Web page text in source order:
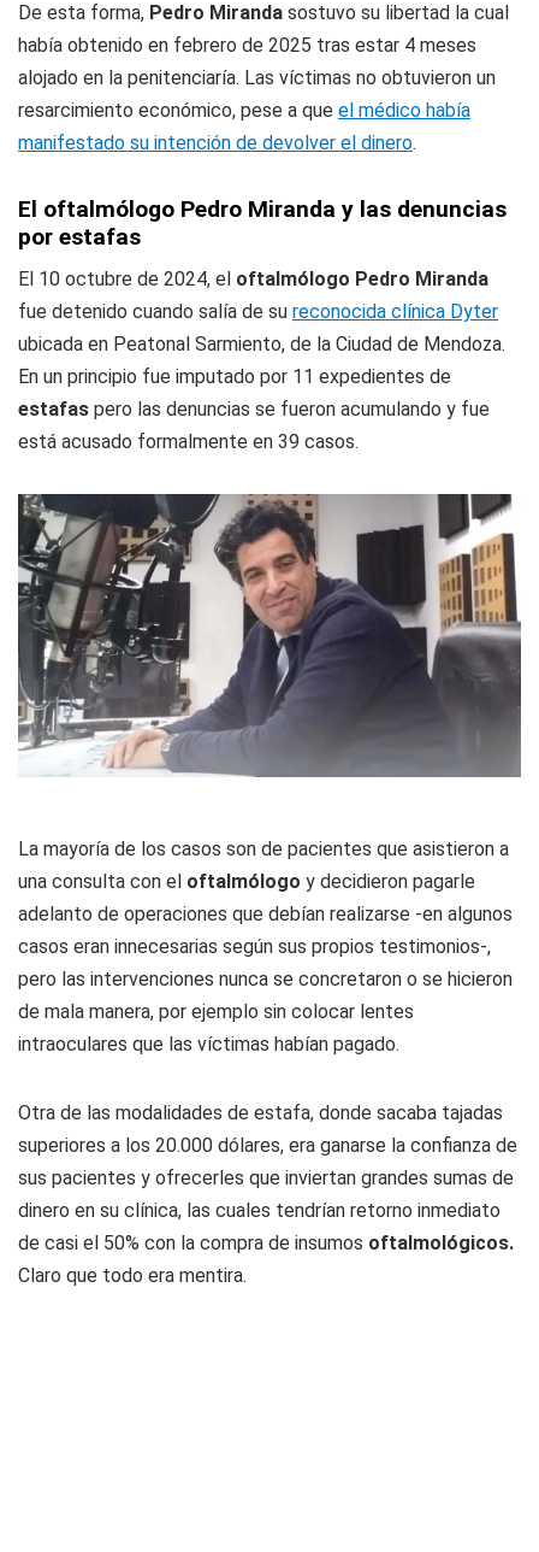
De esta forma, Pedro Miranda sostuvo su libertad la cual
había obtenido en febrero de 2025 tras estar 4 meses
alojado en la penitenciaría. Las víctimas no obtuvieron un
resarcimiento económico, pese a que el médico había
manifestado su intención de devolver el dinero.
El oftalmólogo Pedro Miranda y las denuncias
por estafas
El 10 octubre de 2024, el oftalmólogo Pedro Miranda
fue detenido cuando salía de su reconocida clínica Dyter
ubicada en Peatonal Sarmiento, de la Ciudad de Mendoza.
En un principio fue imputado por 11 expedientes de
estafas pero las denuncias se fueron acumulando y fue
está acusado formalmente en 39 casos.
La mayoría de los casos son de pacientes que asistieron a
una consulta con el oftalmólogo y decidieron pagarle
adelanto de operaciones que debían realizarse -en algunos
casos eran innecesarias según sus propios testimonios-,
pero las intervenciones nunca se concretaron o se hicieron
de mala manera, por ejemplo sin colocar lentes
intraoculares que las víctimas habían pagado.
Otra de las modalidades de estafa, donde sacaba tajadas
superiores a los 20.000 dólares, era ganarse la confianza de
sus pacientes y ofrecerles que inviertan grandes sumas de
dinero en su clínica, las cuales tendrían retorno inmediato
de casi el 50% con la compra de insumos oftalmológicos.
Claro que todo era mentira.